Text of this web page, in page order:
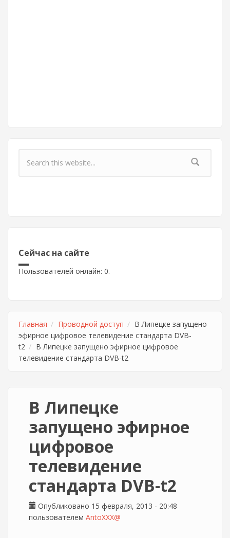
Форма поиска
Сейчас на сайте
Пользователей онлайн: 0.
Главная Проводной доступ
В Липецке запущено
эфирное цифровое телевидение стандарта DVB-
t2
В Липецке запущено эфирное цифровое
телевидение стандарта DVB-t2
В Липецке
запущено эфирное
цифровое
телевидение
стандарта DVB-t2
Опубликовано 15 февраля, 2013 - 20:48
пользователем AntoXXX@